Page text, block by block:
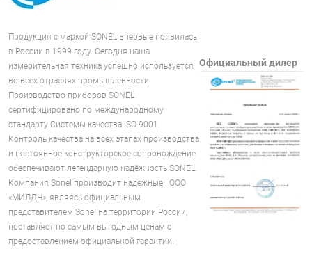
Продукция с маркой SONEL впервые появилась
в России в 1999 году. Сегодня наша
измерительная техника успешно используется
во всех отраслях промышленности.
Производство приборов SONEL
сертифицировано по международному
стандарту Системы качества ISO 9001.
Контроль качества на всех этапах производства
и постоянное конструкторское сопровождение
обеспечивают легендарную надёжность SONEL.
Компания Sonel производит надежные . ООО
«МИЛДН», являясь официальным
представителем Sonel на территории России,
поставляет по самым выгодным ценам с
предоставлением официальной гарантии!
Официальный дилер